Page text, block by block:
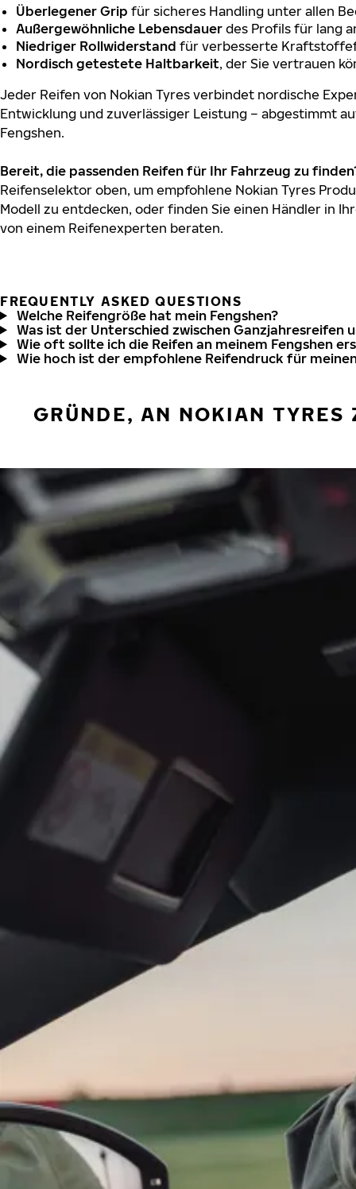
Überlegener Grip für sicheres Handling unter allen
Außergewöhnliche Lebensdauer des Profils für lang
Niedriger Rollwiderstand für verbesserte
Nordisch getestete Haltbarkeit, der Sie vertrauen
Jeder Reifen von Nokian Tyres verbindet nordische
Entwicklung und zuverlässiger Leistung – abgestimmt
Fengshen.
Bereit, die passenden Reifen für Ihr Fahrzeug zu
Reifenselektor oben, um empfohlene Nokian Tyres
Modell zu entdecken, oder finden Sie einen Händler in
von einem Reifenexperten beraten.
FREQUENTLY ASKED QUESTIONS
Welche Reifengröße hat mein Fengshen?
Was ist der Unterschied zwischen Ganzjahresreifen
Wie oft sollte ich die Reifen an meinem Fengshen
Wie hoch ist der empfohlene Reifendruck für
GRÜNDE, AN NOKIAN TYRES